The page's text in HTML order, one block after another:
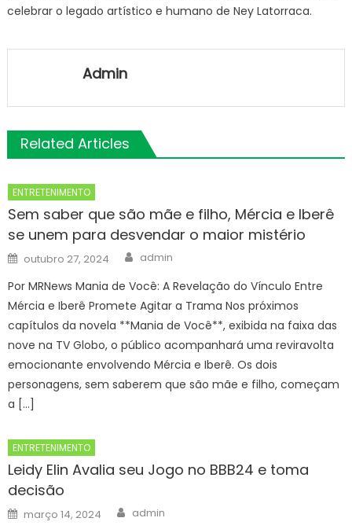
celebrar o legado artístico e humano de Ney Latorraca.
Admin
Related Articles
ENTRETENIMENTO
Sem saber que são mãe e filho, Mércia e Iberê
se unem para desvendar o maior mistério
Posted
on
outubro 27, 2024 Author
admin
Por MRNews Mania de Você: A Revelação do Vínculo Entre
Mércia e Iberê Promete Agitar a Trama Nos próximos
capítulos da novela **Mania de Você**, exibida na faixa das
nove na TV Globo, o público acompanhará uma reviravolta
emocionante envolvendo Mércia e Iberê. Os dois
personagens, sem saberem que são mãe e filho, começam
a […]
ENTRETENIMENTO
Leidy Elin Avalia seu Jogo no BBB24 e toma
decisão
Posted
on
março 14, 2024 Author
admin